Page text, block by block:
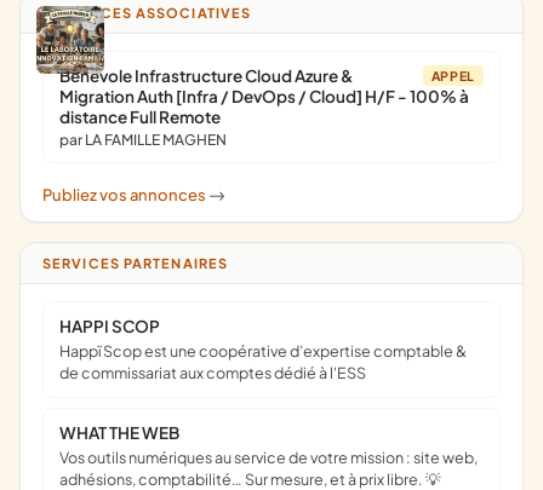
ANNONCES ASSOCIATIVES
APPEL
Bénévole Infrastructure Cloud Azure &
Migration Auth [Infra / DevOps / Cloud] H/F - 100% à
distance Full Remote
par LA FAMILLE MAGHEN
Publiez vos annonces ->
SERVICES PARTENAIRES
HAPPI SCOP
Happï Scop est une coopérative d’expertise comptable &
de commissariat aux comptes dédié à l'ESS
WHAT THE WEB
Vos outils numériques au service de votre mission : site web,
adhésions, comptabilité… Sur mesure, et à prix libre. 💡